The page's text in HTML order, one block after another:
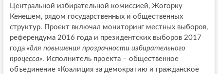
Центральной избирательной комиссией, Жогорку
Кенешем, рядом государственных и общественных
структур. Проект включал мониторинг местных выборов,
референдума 2016 года и президентских выборов 2017
года «для повышения прозрачности избирательного
процесса». Исполнитель проекта – общественное
объединение «Коалиция за демократию и гражданское